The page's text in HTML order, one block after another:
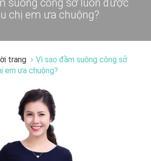
chị em ưa chuộng?
trang
Vì sao đầm suông công sở
em ưa chuộng?